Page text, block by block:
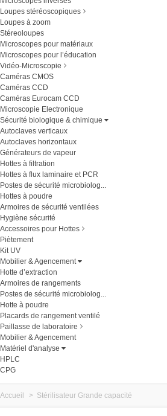
Loupes stéréoscopiques
Loupes à zoom
Stéreoloupes
Microscopes pour matériaux
Microscopes pour l’éducation
Vidéo-Microscopie
Caméras CMOS
Caméras CCD
Caméras Eurocam CCD
Microscopie Electronique
Sécurité biologique & chimique
Autoclaves verticaux
Autoclaves horizontaux
Générateurs de vapeur
Hottes à filtration
Hottes à flux laminaire et PCR
Postes de sécurité microbiolog...
Hottes à poudre
Armoires de sécurité ventilées
Hygiène sécurité
Accessoires pour Hottes
Piètement
Kit UV
Mobilier & Agencement
Hotte d’extraction
Armoires de rangements
Postes de sécurité microbiolog...
Hotte à poudre
Placards de rangement ventilé
Paillasse de laboratoire
Mobilier & Agencement
Matériel d'analyse
HPLC
CPG
Accueil > Stérilisateur Grande capacité